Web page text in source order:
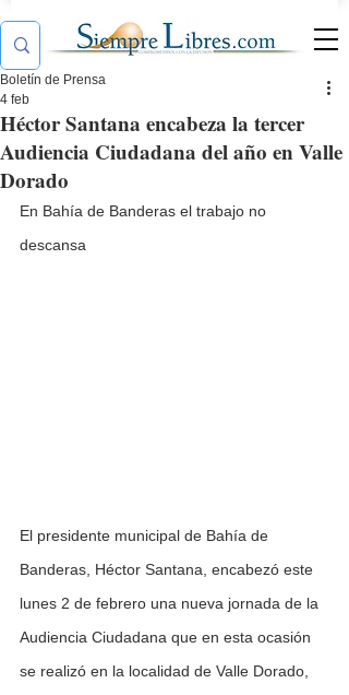
Héctor Santana encabeza la tercer
Audiencia Ciudadana del año en Valle
Dorado
Boletín de Prensa
4 feb
En Bahía de Banderas el trabajo no
descansa
El presidente municipal de Bahía de
Banderas, Héctor Santana, encabezó este
lunes 2 de febrero una nueva jornada de la
Audiencia Ciudadana que en esta ocasión
se realizó en la localidad de Valle Dorado,